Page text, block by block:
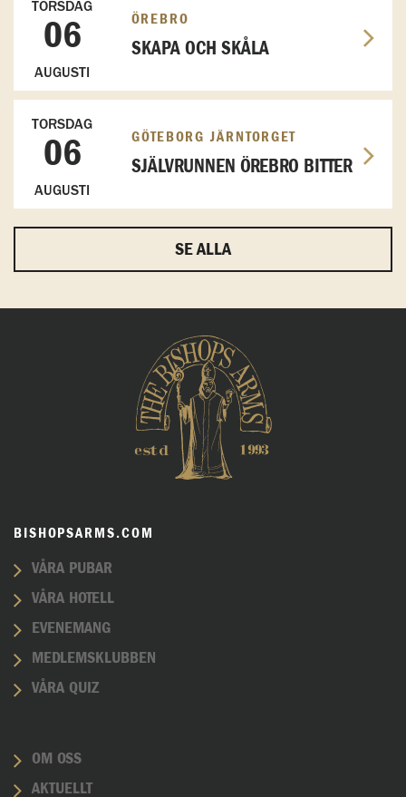
TORSDAG
06
AUGUSTI
ÖREBRO
SKAPA OCH SKÅLA
TORSDAG
06
AUGUSTI
GÖTEBORG JÄRNTORGET
SJÄLVRUNNEN ÖREBRO BITTER
SE ALLA
BISHOPSARMS.COM
VÅRA PUBAR
VÅRA HOTELL
EVENEMANG
MEDLEMSKLUBBEN
VÅRA QUIZ
OM OSS
AKTUELLT